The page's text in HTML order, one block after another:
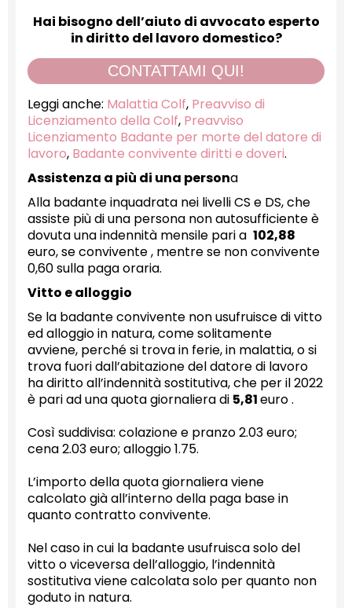
Hai bisogno dell’aiuto di avvocato esperto
in diritto del lavoro domestico?
CONTATTAMI QUI!
Leggi anche: Malattia Colf, Preavviso di
Licenziamento della Colf, Preavviso
Licenziamento Badante per morte del datore di
lavoro, Badante convivente diritti e doveri.
Assistenza a più di una persona
Alla badante inquadrata nei livelli CS e DS, che
assiste più di una persona non autosufficiente è
dovuta una indennità mensile pari a 102,88
euro, se convivente , mentre se non convivente
0,60 sulla paga oraria.
Vitto e alloggio
Se la badante convivente non usufruisce di vitto
ed alloggio in natura, come solitamente
avviene, perché si trova in ferie, in malattia, o si
trova fuori dall’abitazione del datore di lavoro
ha diritto all’indennità sostitutiva, che per il 2022
è pari ad una quota giornaliera di 5,81euro .
Così suddivisa: colazione e pranzo 2.03 euro;
cena 2.03 euro; alloggio 1.75.
L’importo della quota giornaliera viene
calcolato già all’interno della paga base in
quanto contratto convivente.
Nel caso in cui la badante usufruisca solo del
vitto o viceversa dell’alloggio, l’indennità
sostitutiva viene calcolata solo per quanto non
goduto in natura.